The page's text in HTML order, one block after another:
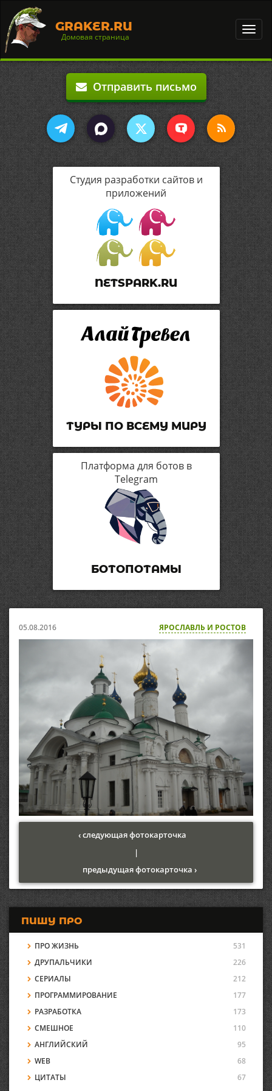
GRAKER.RU
Домовая страница
Отправить письмо
Студия разработки сайтов и
приложений
NETSPARK.RU
ТУРЫ ПО ВСЕМУ МИРУ
Платформа для ботов в
Telegram
БОТОПОТАМЫ
05.08.2016 ЯРОСЛАВЛЬ И РОСТОВ
‹ следующая фотокарточка
|
предыдущая фотокарточка ›
ПИШУ ПРО
ПРО ЖИЗНЬ
531
ДРУПАЛЬЧИКИ
226
СЕРИАЛЫ
212
ПРОГРАММИРОВАНИЕ
177
РАЗРАБОТКА
173
СМЕШНОЕ
110
АНГЛИЙСКИЙ
95
WEB
68
ЦИТАТЫ
67